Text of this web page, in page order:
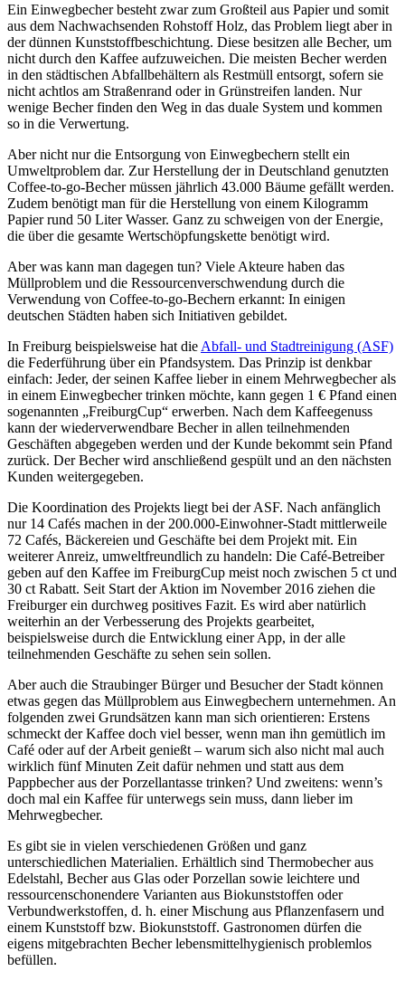
Ein Einwegbecher besteht zwar zum Großteil aus Papier und somit
aus dem Nachwachsenden Rohstoff Holz, das Problem liegt aber in
der dünnen Kunststoffbeschichtung. Diese besitzen alle Becher, um
nicht durch den Kaffee aufzuweichen. Die meisten Becher werden
in den städtischen Abfallbehältern als Restmüll entsorgt, sofern sie
nicht achtlos am Straßenrand oder in Grünstreifen landen. Nur
wenige Becher finden den Weg in das duale System und kommen
so in die Verwertung.
Aber nicht nur die Entsorgung von Einwegbechern stellt ein
Umweltproblem dar. Zur Herstellung der in Deutschland genutzten
Coffee-to-go-Becher müssen jährlich 43.000 Bäume gefällt werden.
Zudem benötigt man für die Herstellung von einem Kilogramm
Papier rund 50 Liter Wasser. Ganz zu schweigen von der Energie,
die über die gesamte Wertschöpfungskette benötigt wird.
Aber was kann man dagegen tun? Viele Akteure haben das
Müllproblem und die Ressourcenverschwendung durch die
Verwendung von Coffee-to-go-Bechern erkannt: In einigen
deutschen Städten haben sich Initiativen gebildet.
In Freiburg beispielsweise hat die Abfall- und Stadtreinigung (ASF)
die Federführung über ein Pfandsystem. Das Prinzip ist denkbar
einfach: Jeder, der seinen Kaffee lieber in einem Mehrwegbecher als
in einem Einwegbecher trinken möchte, kann gegen 1 € Pfand einen
sogenannten „FreiburgCup“ erwerben. Nach dem Kaffeegenuss
kann der wiederverwendbare Becher in allen teilnehmenden
Geschäften abgegeben werden und der Kunde bekommt sein Pfand
zurück. Der Becher wird anschließend gespült und an den nächsten
Kunden weitergegeben.
Die Koordination des Projekts liegt bei der ASF. Nach anfänglich
nur 14 Cafés machen in der 200.000-Einwohner-Stadt mittlerweile
72 Cafés, Bäckereien und Geschäfte bei dem Projekt mit. Ein
weiterer Anreiz, umweltfreundlich zu handeln: Die Café-Betreiber
geben auf den Kaffee im FreiburgCup meist noch zwischen 5 ct und
30 ct Rabatt. Seit Start der Aktion im November 2016 ziehen die
Freiburger ein durchweg positives Fazit. Es wird aber natürlich
weiterhin an der Verbesserung des Projekts gearbeitet,
beispielsweise durch die Entwicklung einer App, in der alle
teilnehmenden Geschäfte zu sehen sein sollen.
Aber auch die Straubinger Bürger und Besucher der Stadt können
etwas gegen das Müllproblem aus Einwegbechern unternehmen. An
folgenden zwei Grundsätzen kann man sich orientieren: Erstens
schmeckt der Kaffee doch viel besser, wenn man ihn gemütlich im
Café oder auf der Arbeit genießt – warum sich also nicht mal auch
wirklich fünf Minuten Zeit dafür nehmen und statt aus dem
Pappbecher aus der Porzellantasse trinken? Und zweitens: wenn’s
doch mal ein Kaffee für unterwegs sein muss, dann lieber im
Mehrwegbecher.
Es gibt sie in vielen verschiedenen Größen und ganz
unterschiedlichen Materialien. Erhältlich sind Thermobecher aus
Edelstahl, Becher aus Glas oder Porzellan sowie leichtere und
ressourcenschonendere Varianten aus Biokunststoffen oder
Verbundwerkstoffen, d. h. einer Mischung aus Pflanzenfasern und
einem Kunststoff bzw. Biokunststoff. Gastronomen dürfen die
eigens mitgebrachten Becher lebensmittelhygienisch problemlos
befüllen.